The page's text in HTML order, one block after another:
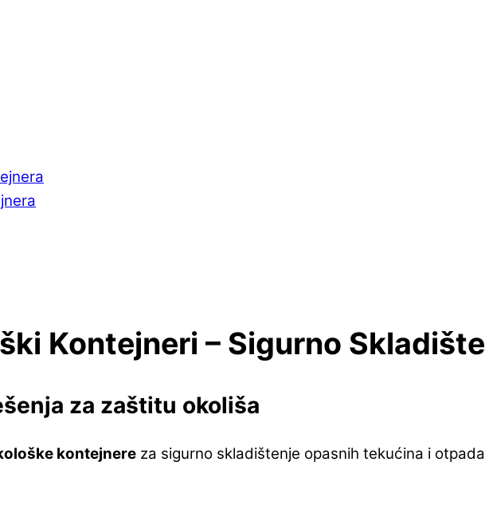
Kontejneri – Sigurno
za zaštitu okoliša
kontejnere za sigurno skladištenje opasnih tekućina i